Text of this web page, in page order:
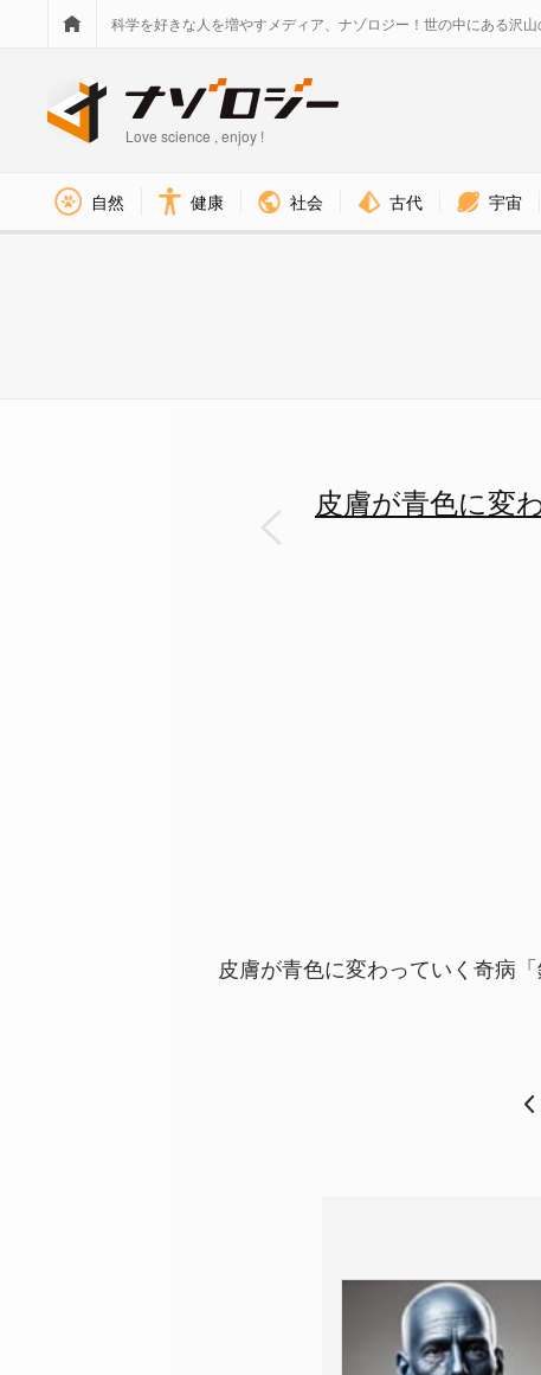
科学を好きな人を増やすメディア、ナゾロジー！世の中にある沢山
Love science , enjoy !
自然 健康 社会 古代 宇宙
皮膚が青色に変
皮膚が青色に変わっていく奇病